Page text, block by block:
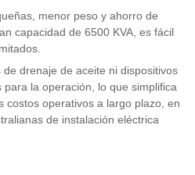
menor peso y ahorro de
capacidad de 6500 KVA, es fácil
drenaje de aceite ni dispositivos
la operación, lo que simplifica
costos operativos a largo plazo, en
de instalación eléctrica